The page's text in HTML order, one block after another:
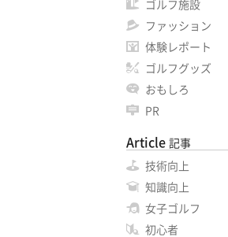
ゴルフ施設
ファッション
体験レポート
ゴルフグッズ
おもしろ
PR
Article 記事
技術向上
知識向上
女子ゴルフ
初心者